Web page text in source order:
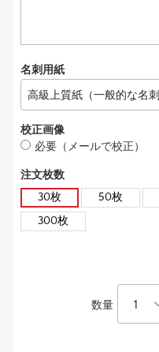
名刺用紙
校正画像
必要（メールで校正）
注文枚数
30枚
50枚
300枚
数量